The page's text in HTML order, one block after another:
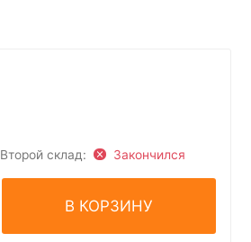
Второй склад: Закончился
В КОРЗИНУ